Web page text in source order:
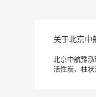
关于北京中
北京中航豫
活性炭、柱